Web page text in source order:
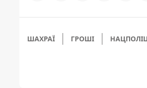
ШАХРАЇ ГРОШІ